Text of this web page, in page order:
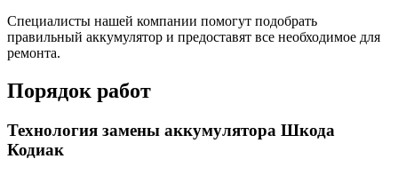
Специалисты нашей компании помогут подобрать
правильный аккумулятор и предоставят все необходимое для
ремонта.
Порядок работ
Технология замены аккумулятора Шкода
Кодиак